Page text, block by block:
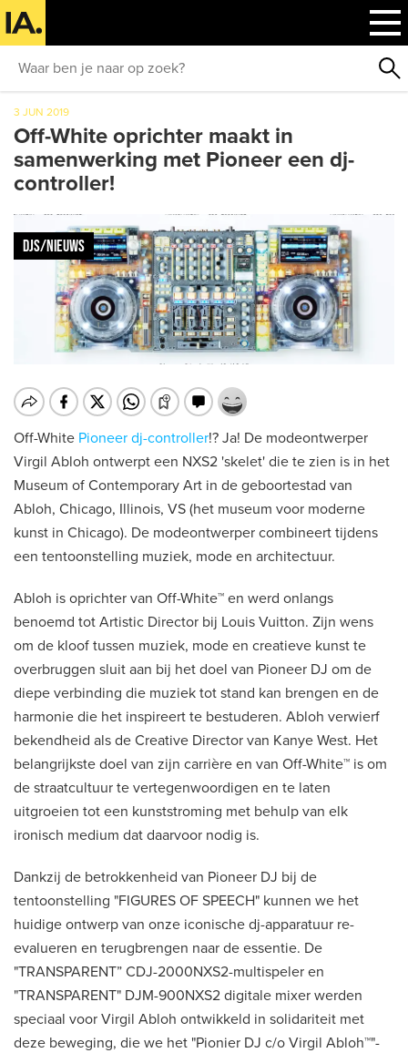
3 JUN 2019
Off-White oprichter maakt in
samenwerking met Pioneer een dj-
controller!
DJS/NIEUWS
Off-White Pioneer dj-controller!? Ja! De modeontwerper
Virgil Abloh ontwerpt een NXS2 'skelet' die te zien is in het
Museum of Contemporary Art in de geboortestad van
Abloh, Chicago, Illinois, VS (het museum voor moderne
kunst in Chicago). De modeontwerper combineert tijdens
een tentoonstelling muziek, mode en architectuur.
Abloh is oprichter van Off-White™ en werd onlangs
benoemd tot Artistic Director bij Louis Vuitton. Zijn wens
om de kloof tussen muziek, mode en creatieve kunst te
overbruggen sluit aan bij het doel van Pioneer DJ om de
diepe verbinding die muziek tot stand kan brengen en de
harmonie die het inspireert te bestuderen. Abloh verwierf
bekendheid als de Creative Director van Kanye West. Het
belangrijkste doel van zijn carrière en van Off-White™ is om
de straatcultuur te vertegenwoordigen en te laten
uitgroeien tot een kunststroming met behulp van elk
ironisch medium dat daarvoor nodig is.
Dankzij de betrokkenheid van Pioneer DJ bij de
tentoonstelling "FIGURES OF SPEECH" kunnen we het
huidige ontwerp van onze iconische dj-apparatuur re-
evalueren en terugbrengen naar de essentie. De
"TRANSPARENT” CDJ-2000NXS2-multispeler en
"TRANSPARENT" DJM-900NXS2 digitale mixer werden
speciaal voor Virgil Abloh ontwikkeld in solidariteit met
deze beweging, die we het "Pionier DJ c/o Virgil Abloh™"-